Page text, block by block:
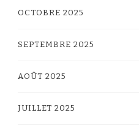
OCTOBRE 2025
SEPTEMBRE 2025
AOÛT 2025
JUILLET 2025